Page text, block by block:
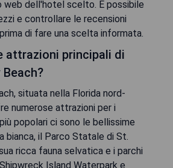
dell'hotel scelto. È possibile
e controllare le recensioni
di fare una scelta informata.
attrazioni principali di
Beach?
situata nella Florida nord-
numerose attrazioni per i
popolari ci sono le bellissime
bianca, il Parco Statale di St.
ricca fauna selvatica e i parchi
Island Waterpark e